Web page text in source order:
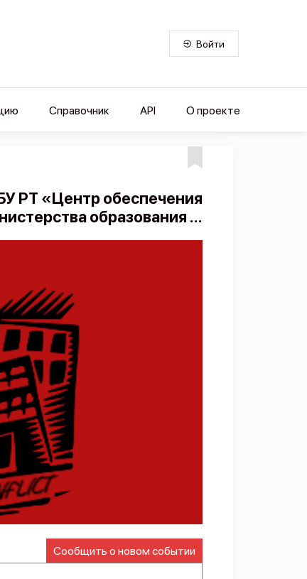
Войти
Справочник API О проекте
РТ «Центр обеспечения
образования ...
Сообщить о новом событии